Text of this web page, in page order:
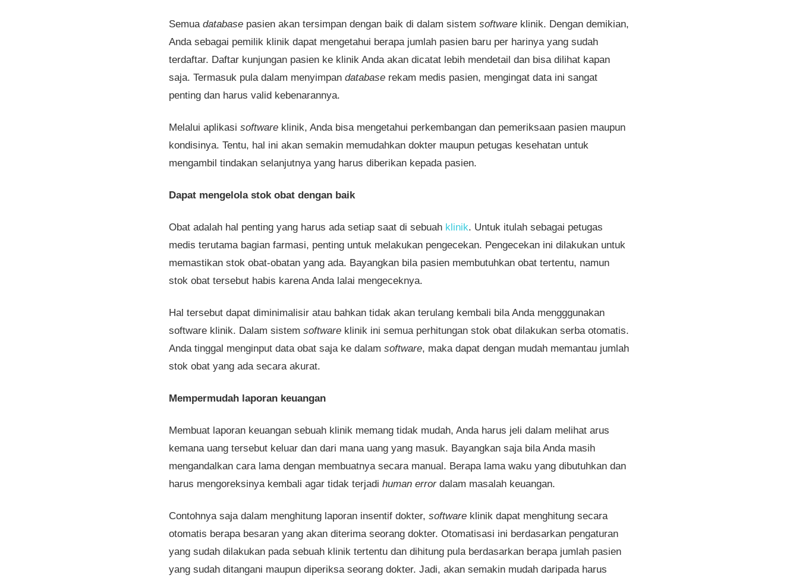
Semua databasepasien akan tersimpan dengan baik di dalam sistem softwareklinik. Dengan demikian,
Anda sebagai pemilik klinik dapat mengetahui berapa jumlah pasien baru per harinya yang sudah
terdaftar. Daftar kunjungan pasien ke klinik Anda akan dicatat lebih mendetail dan bisa dilihat kapan
saja. Termasuk pula dalam menyimpan databaserekam medis pasien, mengingat data ini sangat
penting dan harus valid kebenarannya.
Melalui aplikasi softwareklinik, Anda bisa mengetahui perkembangan dan pemeriksaan pasien maupun
kondisinya. Tentu, hal ini akan semakin memudahkan dokter maupun petugas kesehatan untuk
mengambil tindakan selanjutnya yang harus diberikan kepada pasien.
Dapat mengelola stok obat dengan baik
Obat adalah hal penting yang harus ada setiap saat di sebuah klinik. Untuk itulah sebagai petugas
medis terutama bagian farmasi, penting untuk melakukan pengecekan. Pengecekan ini dilakukan untuk
memastikan stok obat-obatan yang ada. Bayangkan bila pasien membutuhkan obat tertentu, namun
stok obat tersebut habis karena Anda lalai mengeceknya.
Hal tersebut dapat diminimalisir atau bahkan tidak akan terulang kembali bila Anda mengggunakan
software klinik. Dalam sistem softwareklinik ini semua perhitungan stok obat dilakukan serba otomatis.
Anda tinggal menginput data obat saja ke dalam software, maka dapat dengan mudah memantau jumlah
stok obat yang ada secara akurat.
Mempermudah laporan keuangan
Membuat laporan keuangan sebuah klinik memang tidak mudah, Anda harus jeli dalam melihat arus
kemana uang tersebut keluar dan dari mana uang yang masuk. Bayangkan saja bila Anda masih
mengandalkan cara lama dengan membuatnya secara manual. Berapa lama waku yang dibutuhkan dan
harus mengoreksinya kembali agar tidak terjadi human errordalam masalah keuangan.
Contohnya saja dalam menghitung laporan insentif dokter, softwareklinik dapat menghitung secara
otomatis berapa besaran yang akan diterima seorang dokter. Otomatisasi ini berdasarkan pengaturan
yang sudah dilakukan pada sebuah klinik tertentu dan dihitung pula berdasarkan berapa jumlah pasien
yang sudah ditangani maupun diperiksa seorang dokter. Jadi, akan semakin mudah daripada harus